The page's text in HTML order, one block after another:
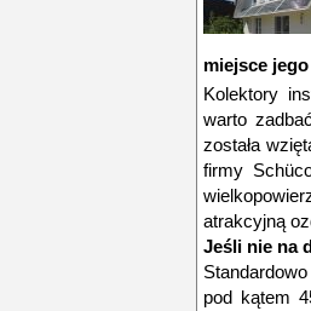
miejsce
Kolektory
warto
została
firmy
atrakcyjną
Jeśli nie na
pod kątem